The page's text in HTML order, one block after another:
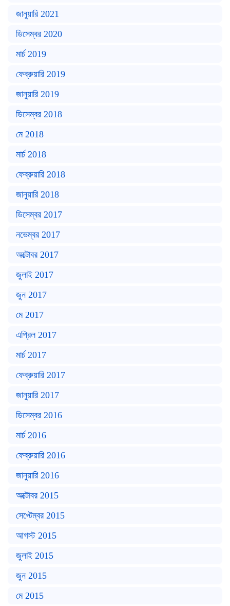
জানুয়ারি 2021
ডিসেম্বর 2020
মার্চ 2019
ফেব্রুয়ারি 2019
জানুয়ারি 2019
ডিসেম্বর 2018
মে 2018
মার্চ 2018
ফেব্রুয়ারি 2018
জানুয়ারি 2018
ডিসেম্বর 2017
নভেম্বর 2017
অক্টোবর 2017
জুলাই 2017
জুন 2017
মে 2017
এপ্রিল 2017
মার্চ 2017
ফেব্রুয়ারি 2017
জানুয়ারি 2017
ডিসেম্বর 2016
মার্চ 2016
ফেব্রুয়ারি 2016
জানুয়ারি 2016
অক্টোবর 2015
সেপ্টেম্বর 2015
আগস্ট 2015
জুলাই 2015
জুন 2015
মে 2015